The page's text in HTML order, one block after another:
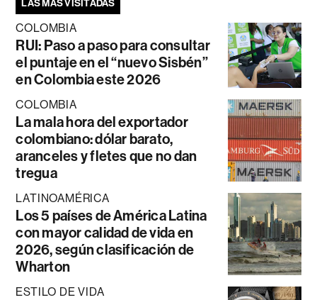
LAS MÁS VISITADAS
COLOMBIA
RUI: Paso a paso para consultar
el puntaje en el “nuevo Sisbén”
en Colombia este 2026
COLOMBIA
La mala hora del exportador
colombiano: dólar barato,
aranceles y fletes que no dan
tregua
LATINOAMÉRICA
Los 5 países de América Latina
con mayor calidad de vida en
2026, según clasificación de
Wharton
ESTILO DE VIDA